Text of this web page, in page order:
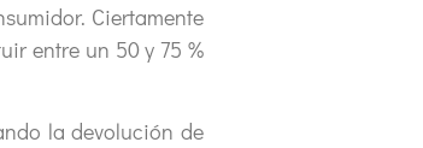
Ciertamente
entre un 50 y 75 %
la devolución de